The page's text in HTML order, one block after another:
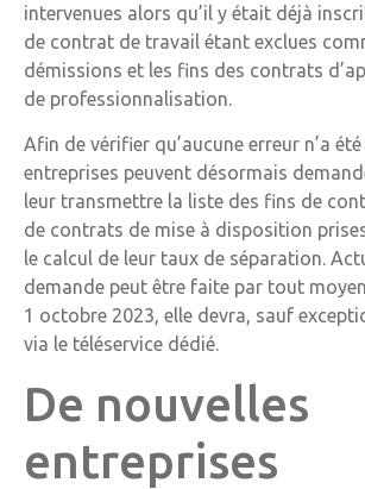
intervenues alors qu’il y était déjà
de contrat de travail étant exclues
démissions et les fins des contrats
de professionnalisation.
Afin de vérifier qu’aucune erreur n’a
entreprises peuvent désormais
leur transmettre la liste des fins de
de contrats de mise à disposition
le calcul de leur taux de séparation.
demande peut être faite par tout
1 octobre 2023, elle devra, sauf
via le téléservice dédié.
De nouvelles
entreprises